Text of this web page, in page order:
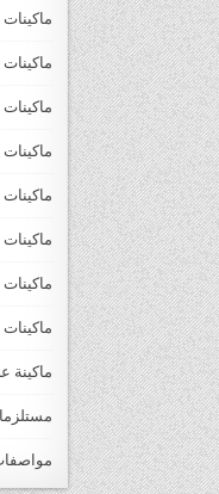
ماكينات
ماكينة